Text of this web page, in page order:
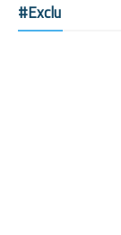
#Exclu